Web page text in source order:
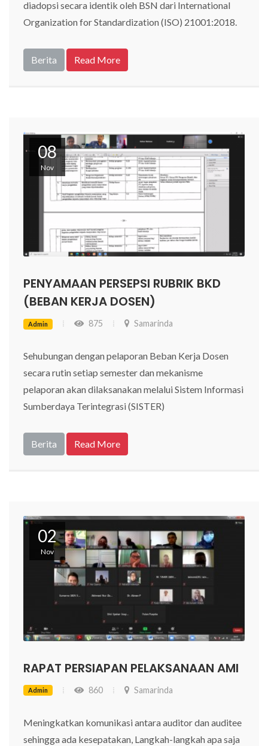
diadopsi secara identik oleh BSN dari International
Organization for Standardization (ISO) 21001:2018.
Berita Read More
08
Nov
PENYAMAAN PERSEPSI RUBRIK BKD
(BEBAN KERJA DOSEN)
Admin 875 Samarinda
Sehubungan dengan pelaporan Beban Kerja Dosen
secara rutin setiap semester dan mekanisme
pelaporan akan dilaksanakan melalui Sistem Informasi
Sumberdaya Terintegrasi (SISTER)
Berita Read More
02
Nov
RAPAT PERSIAPAN PELAKSANAAN AMI
Admin 860 Samarinda
Meningkatkan komunikasi antara auditor dan auditee
sehingga ada kesepatakan, Langkah-langkah apa saja